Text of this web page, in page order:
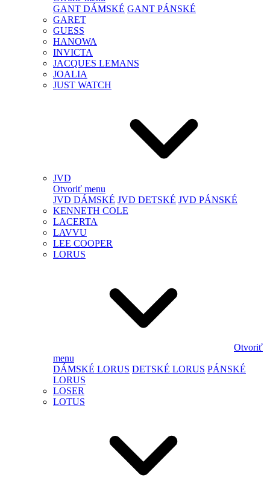
GANT DÁMSKÉ GANT PÁNSKÉ
GARET
GUESS
HANOWA
INVICTA
JACQUES LEMANS
JOALIA
JUST WATCH
JVD
Otvoriť menu
JVD DÁMSKÉ JVD DETSKÉ JVD PÁNSKÉ
KENNETH COLE
LACERTA
LAVVU
LEE COOPER
LORUS
Otvoriť
menu
DÁMSKÉ LORUS DETSKÉ LORUS PÁNSKÉ
LORUS
LOSER
LOTUS